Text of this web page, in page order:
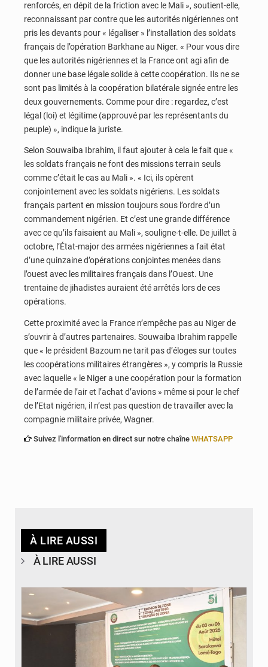
renforcés, en dépit de la friction avec le Mali », soutient-elle,
reconnaissant par contre que les autorités nigériennes ont
pris les devants pour « légaliser » l’installation des soldats
français de l’opération Barkhane au Niger. « Pour vous dire
que les autorités nigériennes et la France ont agi afin de
donner une base légale solide à cette coopération. Ils ne se
sont pas limités à la coopération bilatérale signée entre les
deux gouvernements. Comme pour dire : regardez, c’est
légal (loi) et légitime (approuvé par les représentants du
peuple) », indique la juriste.
Selon Souwaiba Ibrahim, il faut ajouter à cela le fait que «
les soldats français ne font des missions terrain seuls
comme c’était le cas au Mali ». « Ici, ils opèrent
conjointement avec les soldats nigériens. Les soldats
français partent en mission toujours sous l’ordre d’un
commandement nigérien. Et c’est une grande différence
avec ce qu’ils faisaient au Mali », souligne-t-elle. De juillet à
octobre, l’État-major des armées nigériennes a fait état
d’une quinzaine d’opérations conjointes menées dans
l’ouest avec les militaires français dans l’Ouest. Une
trentaine de jihadistes auraient été arrêtés lors de ces
opérations.
Cette proximité avec la France n’empêche pas au Niger de
s’ouvrir à d’autres partenaires. Souwaiba Ibrahim rappelle
que « le président Bazoum ne tarit pas d’éloges sur toutes
les coopérations militaires étrangères », y compris la Russie
avec laquelle « le Niger a une coopération pour la formation
de l’armée de l’air et l’achat d’avions » même si pour le chef
de l’Etat nigérien, il n’est pas question de travailler avec la
compagnie militaire privée, Wagner.
Suivez l'information en direct sur notre chaîne WHATSAPP
À LIRE AUSSI
À LIRE AUSSI